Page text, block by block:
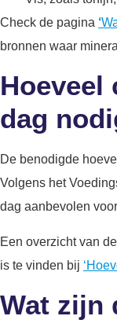
Check de pagina ‘
bronnen waar
Hoeveel
dag
De benodigde
Volgens het
dag aanbevolen
Een overzicht van
is te vinden bij
Wat zijn